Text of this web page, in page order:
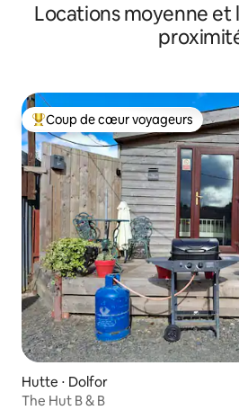
Locations moyenne et
Coups de cœur voyageurs les plus
Coup de cœur voyageurs
Hutte ⋅ Dolfor
The Hut B & B